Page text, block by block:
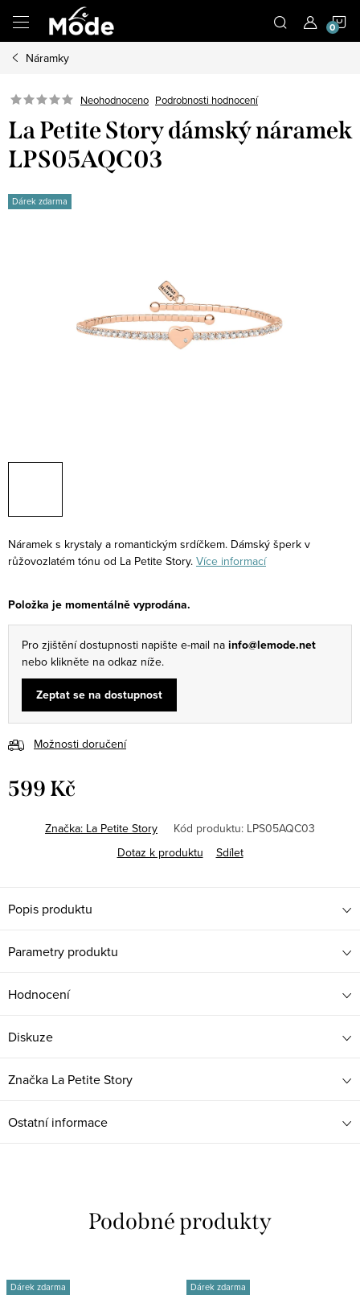
obsah
Náramky
Neohodnoceno Podrobnosti hodnocení
La Petite Story dámský náramek
LPS05AQC03
Dárek zdarma
Náramek s krystaly a romantickým srdíčkem. Dámský šperk v
růžovozlatém tónu od La Petite Story. Více informací
Položka je momentálně vyprodána.
Pro zjištění dostupnosti napište e-mail na info@lemode.net
nebo klikněte na odkaz níže.
Zeptat se na dostupnost
Možnosti doručení
599 Kč
Značka: La Petite Story Kód produktu: LPS05AQC03
Dotaz k produktu
Sdílet
Popis produktu
Parametry produktu
Hodnocení
Diskuze
Značka La Petite Story
Ostatní informace
Dárek zdarma Dárek zdarma